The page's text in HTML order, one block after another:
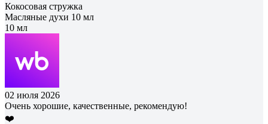
Кокосовая стружка
Масляные духи 10 мл
10 мл
02 июля 2026
Очень хорошие, качественные, рекомендую!
❤️